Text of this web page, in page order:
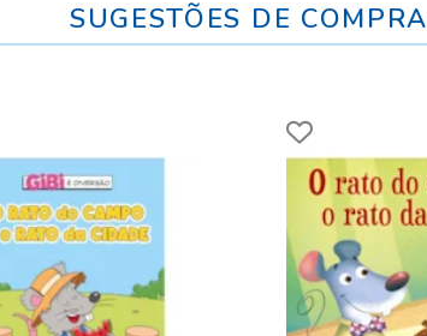
SUGESTÕES DE COMPRA